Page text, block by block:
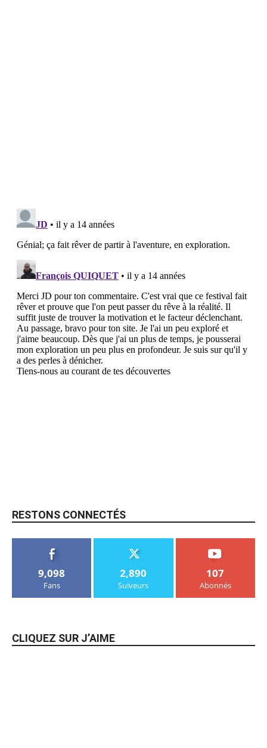
RESTONS CONNECTÉS
9,098
Fans
2,890
Suiveurs
107
Abonnés
CLIQUEZ SUR J’AIME